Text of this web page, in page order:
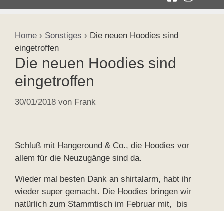
Home › Sonstiges › Die neuen Hoodies sind
eingetroffen
Die neuen Hoodies sind
eingetroffen
30/01/2018 von Frank
Schluß mit Hangeround & Co., die Hoodies vor
allem für die Neuzugänge sind da.
Wieder mal besten Dank an shirtalarm, habt ihr
wieder super gemacht. Die Hoodies bringen wir
natürlich zum Stammtisch im Februar mit, bis